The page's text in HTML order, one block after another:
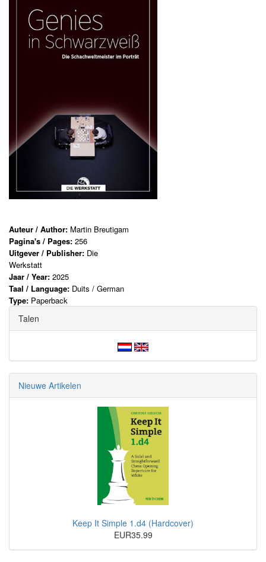
Auteur / Author: Martin Breutigam
Pagina's / Pages: 256
Uitgever / Publisher: Die
Werkstatt
Jaar / Year: 2025
Taal / Language: Duits / German
Type: Paperback
Talen
Nieuwe Artikelen
Keep It Simple 1.d4 (Hardcover)
EUR35.99